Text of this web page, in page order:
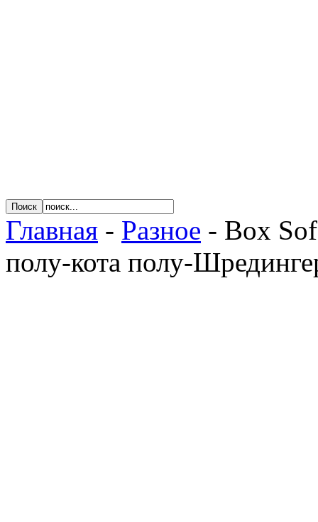
Главная - Разное - Box
полу-кота полу-